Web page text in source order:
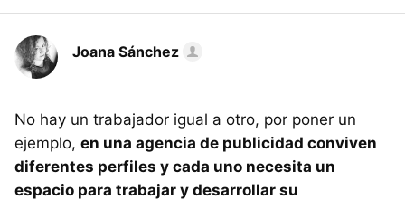
Joana Sánchez
No hay un trabajador igual a otro, por poner un
ejemplo, en una agencia de publicidad conviven
diferentes perfiles y cada uno necesita un
espacio para trabajar y desarrollar su